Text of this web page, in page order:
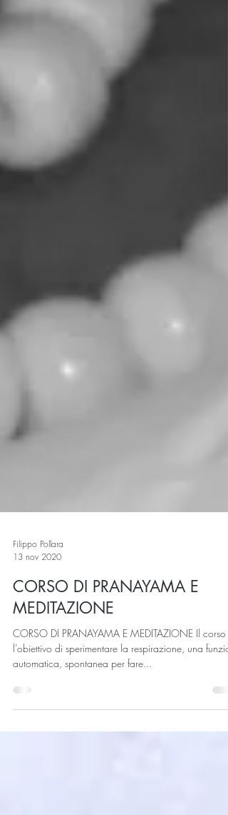
13 nov 2020
CORSO DI PRANAYAMA E
MEDITAZIONE
CORSO DI PRANAYAMA E MEDITAZIONE Il corso
automatica, spontanea per fare...